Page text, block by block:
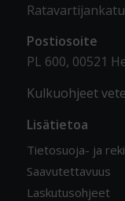
Postiosoite
PL 600, 00521
Kulkuohjeet
Lisätietoa
Tietosuoja- ja
Saavutettavuus
Laskutusohjeet